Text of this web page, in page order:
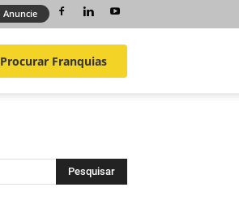
Anuncie
Procurar Franquias